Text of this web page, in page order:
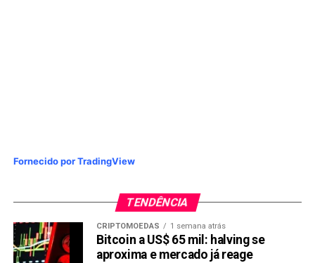
Fornecido por TradingView
TENDÊNCIA
CRIPTOMOEDAS 1 semana atrás
Bitcoin a US$ 65 mil: halving se
aproxima e mercado já reage